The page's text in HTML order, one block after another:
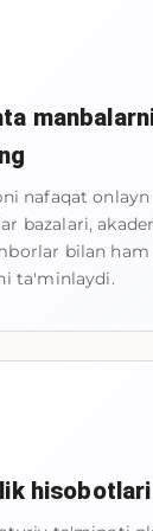
nafaqat
bazalari,
bilan
ta'minlaydi.
hisobotlari